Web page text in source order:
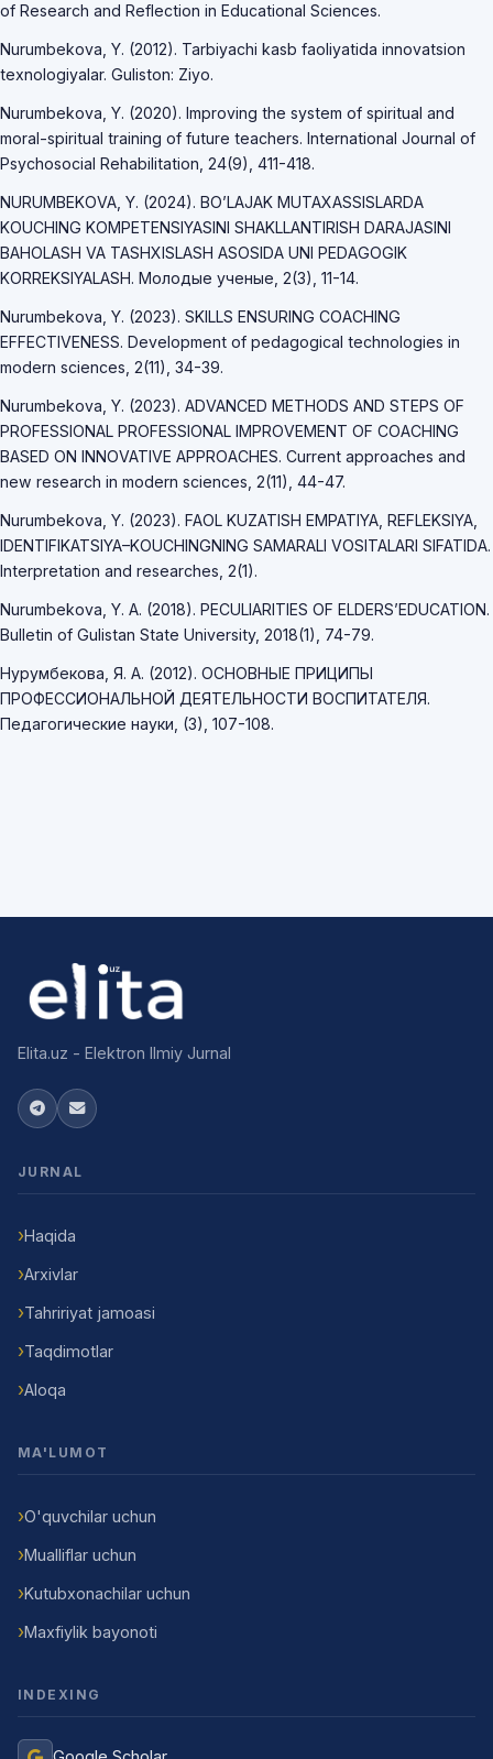
of Research and Reflection in Educational Sciences.
Nurumbekova, Y. (2012). Tarbiyachi kasb faoliyatida innovatsion
texnologiyalar. Guliston: Ziyo.
Nurumbekova, Y. (2020). Improving the system of spiritual and
moral-spiritual training of future teachers. International Journal of
Psychosocial Rehabilitation, 24(9), 411-418.
NURUMBEKOVA, Y. (2024). BO’LAJAK MUTAXASSISLARDA
KOUCHING KOMPETENSIYASINI SHAKLLANTIRISH DARAJASINI
BAHOLASH VA TASHXISLASH ASOSIDA UNI PEDAGOGIK
KORREKSIYALASH. Молодые ученые, 2(3), 11-14.
Nurumbekova, Y. (2023). SKILLS ENSURING COACHING
EFFECTIVENESS. Development of pedagogical technologies in
modern sciences, 2(11), 34-39.
Nurumbekova, Y. (2023). ADVANCED METHODS AND STEPS OF
PROFESSIONAL PROFESSIONAL IMPROVEMENT OF COACHING
BASED ON INNOVATIVE APPROACHES. Current approaches and
new research in modern sciences, 2(11), 44-47.
Nurumbekova, Y. (2023). FAOL KUZATISH EMPATIYA, REFLEKSIYA,
IDENTIFIKATSIYA–KOUCHINGNING SAMARALI VOSITALARI SIFATIDA.
Interpretation and researches, 2(1).
Nurumbekova, Y. A. (2018). PECULIARITIES OF ELDERS’EDUCATION.
Bulletin of Gulistan State University, 2018(1), 74-79.
Нурумбекова, Я. А. (2012). ОСНОВНЫЕ ПРИЦИПЫ
ПРОФЕССИОНАЛЬНОЙ ДЕЯТЕЛЬНОСТИ ВОСПИТАТЕЛЯ.
Педагогические науки, (3), 107-108.
Elita.uz - Elektron Ilmiy Jurnal
JURNAL
Haqida
Arxivlar
Tahririyat jamoasi
Taqdimotlar
Aloqa
MA'LUMOT
O'quvchilar uchun
Mualliflar uchun
Kutubxonachilar uchun
Maxfiylik bayonoti
INDEXING